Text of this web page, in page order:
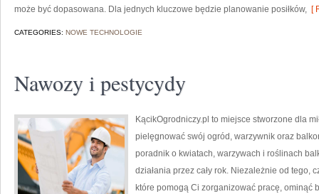
może być dopasowana. Dla jednych kluczowe będzie planowanie posiłków, [
CATEGORIES: NOWE TECHNOLOGIE
Nawozy i pestycydy
KącikOgrodniczy.pl to miejsce stworzone dla
pielęgnować swój ogród, warzywnik oraz
poradnik o kwiatach, warzywach i roślinach
działania przez cały rok. Niezależnie od tego,
które pomogą Ci zorganizować pracę, ominąć